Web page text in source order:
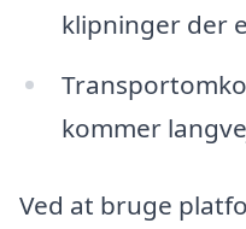
klipninger der
kommer
Ved at bruge